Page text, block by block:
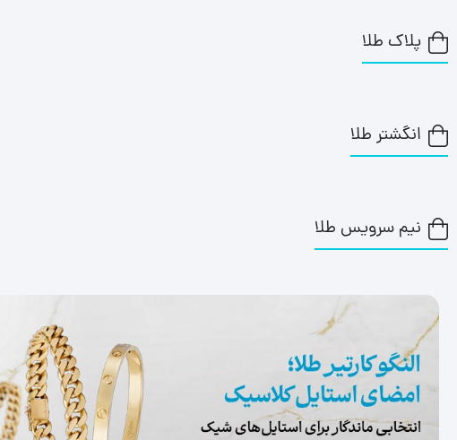
پلاک طلا
انگشتر طلا
نیم سرویس طلا